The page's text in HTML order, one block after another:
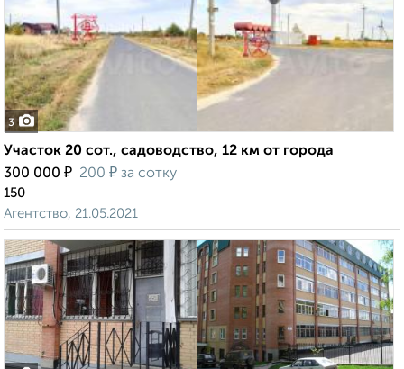
3
Участок 20 сот., садоводство, 12 км от города
300 000 ₽ 200 ₽ за сотку
150
Агентство, 21.05.2021